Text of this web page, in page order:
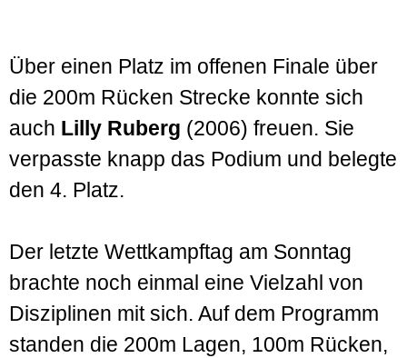
Über einen Platz im offenen Finale über
die 200m Rücken Strecke konnte sich
auch Lilly Ruberg (2006) freuen. Sie
verpasste knapp das Podium und belegte
den 4. Platz.
Der letzte Wettkampftag am Sonntag
brachte noch einmal eine Vielzahl von
Disziplinen mit sich. Auf dem Programm
standen die 200m Lagen, 100m Rücken,